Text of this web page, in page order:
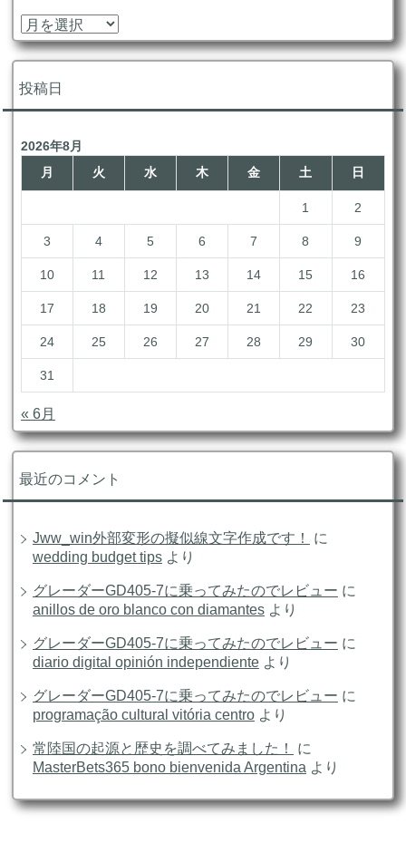
ア
ー
カ
イ
ブ
投稿日
2026年8月
月
火 水 木 金 土 日
1 2
3 4 5 6 7 8 9
10 11 12 13 14 15 16
17 18 19 20 21 22 23
24 25 26 27 28 29 30
31
« 6月
最近のコメント
Jww_win外部変形の擬似線文字作成です！
に
wedding budget tipsより
グレーダーGD405-7に乗ってみたのでレビュー に
anillos de oro blanco con diamantesより
グレーダーGD405-7に乗ってみたのでレビュー に
diario digital opinión independienteより
グレーダーGD405-7に乗ってみたのでレビュー に
programação cultural vitória centroより
常陸国の起源と歴史を調べてみました！
に
MasterBets365 bono bienvenida Argentina より